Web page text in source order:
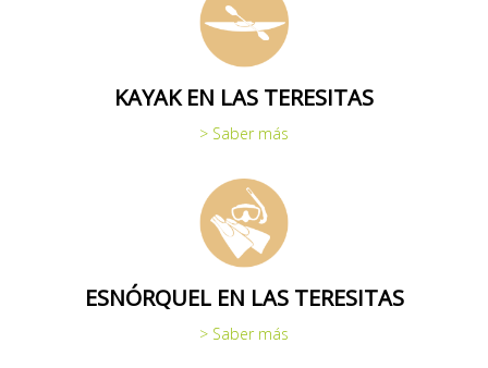
KAYAK EN LAS TERESITAS
> Saber más
ESNÓRQUEL EN LAS TERESITAS
> Saber más